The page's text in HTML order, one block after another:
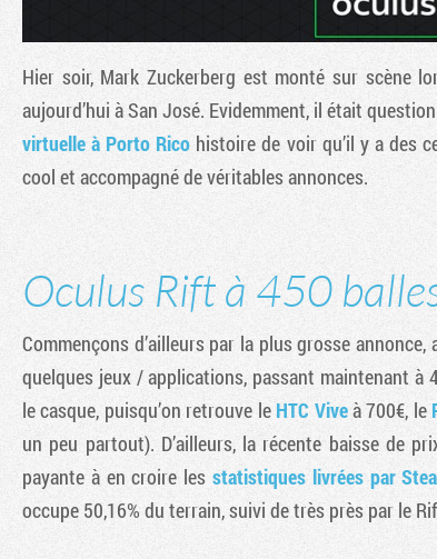
Hier soir, Mark Zuckerberg est monté sur scène
aujourd’hui à San José. Evidemment, il était
virtuelle à Porto Rico histoire de voir qu’il y a des
cool et accompagné de véritables annonces.
Oculus Rift à 450
Commençons d’ailleurs par la plus grosse annonce,
quelques jeux / applications, passant maintenant à
le casque, puisqu’on retrouve le HTC Viveà 700€, le
un peu partout). D’ailleurs, la récente baisse de
payante à en croire les statistiques livrées par
occupe 50,16% du terrain, suivi de très près par le